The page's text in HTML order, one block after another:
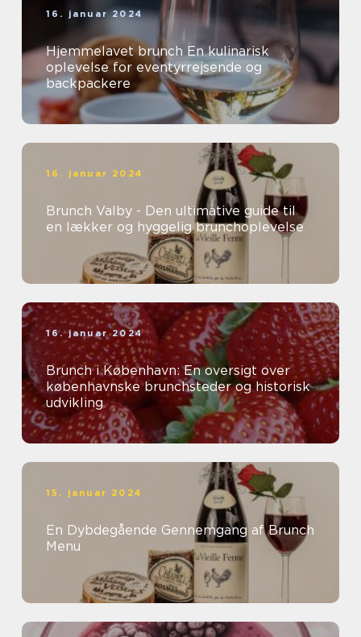
16. januar 2024
Hjemmelavet brunch En kulinarisk
oplevelse for eventyrrejsende og
backpackere
16. januar 2024
Brunch Valby - Den ultimative guide til
en lækker og hyggelig brunchoplevelse
16. januar 2024
Brunch i København: En oversigt over
københavnske brunchsteder og historisk
udvikling
15. januar 2024
En Dybdegående Gennemgang af Brunch
Menu